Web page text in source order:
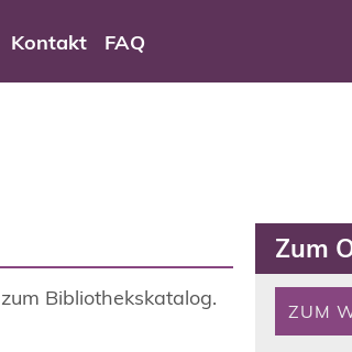
Kontakt FAQ
Bibliothekskatalog.
Zum
ZUM